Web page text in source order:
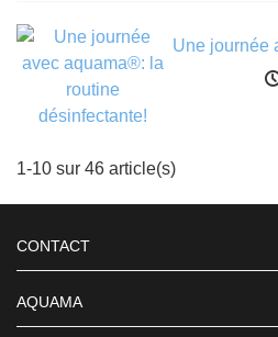
Une journée
1-10 sur 46 article(s)
CONTACT
AQUAMA